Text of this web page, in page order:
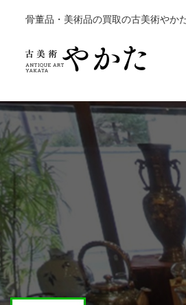
骨董品・美術品の買取の古美術やか